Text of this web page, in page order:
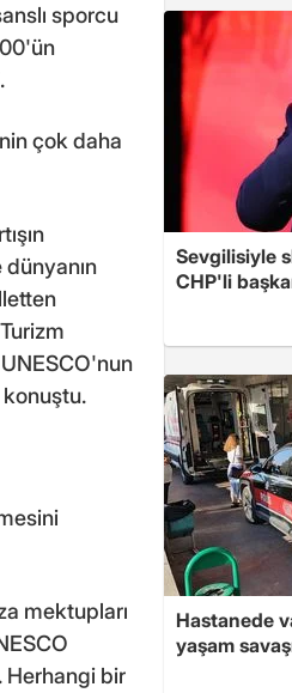
sporcu
çok daha
konuştu.
mektupları
Herhangi bir
Sevgilisiyle
CHP'li
Hastanede
yaşam